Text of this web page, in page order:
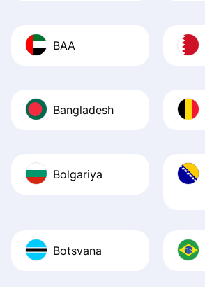
BAA
Bangladesh
Bolgariya
Botsvana